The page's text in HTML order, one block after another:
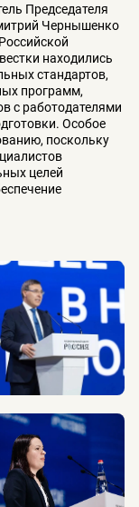
Председателя
Чернышенко
находились
стандартов,
программ,
с работодателями
Особое
поскольку
целей